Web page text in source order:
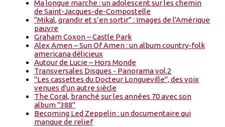
Ma longue marche : un adolescent sur les chemin
de Saint-Jacques-de-Compostelle
“Mikal, grandir et s’en sortir” : Images de l'Amérique
pauvre
Graham Coxon – Castle Park
Alex Amen – Sun Of Amen : un album country-folk
americana délicieux
Autour de Lucie – Hors Monde
Transversales Disques - Panorama vol.2
"Les cassettes du Docteur Longueville", des voix
venues d'un autre siècle
The Coral, branché sur les années 70 avec son
album "388"
Becoming Led Zeppelin : un documentaire qui
manque de relief